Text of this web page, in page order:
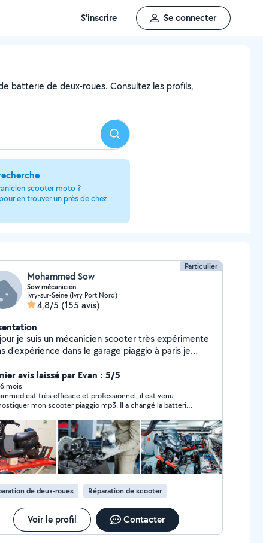
S'inscrire Se connecter
batterie de deux-roues. Consultez les profils,
Rechercher
scooter moto ?
en trouver un près de chez
Particulier
Mohammed Sow
Sow mécanicien
Ivry-sur-Seine (Ivry Port Nord)
4,8/5 (155 avis)
je suis un mécanicien scooter très expérimente
d'expérience dans le garage piaggio à paris je
avis laissé par Evan : 5/5
mois
est très efficace et professionnel, il est venu
mon scooter piaggio mp3. Il a changé la batterie
de deux-roues Réparation de scooter
Voir le profil Contacter